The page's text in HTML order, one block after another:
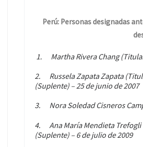
Perú: Personas designadas
1. Martha Rivera Chang
2. Russela Zapata Zapata
(Suplente) – 25 de junio de 2007
3. Nora Soledad Cisneros
4. Ana María Mendieta
(Suplente) – 6 de julio de 2009